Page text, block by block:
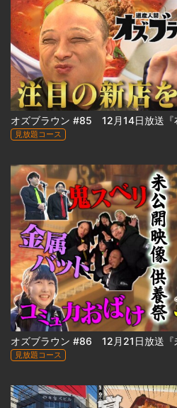
見放題コース
見放題コース